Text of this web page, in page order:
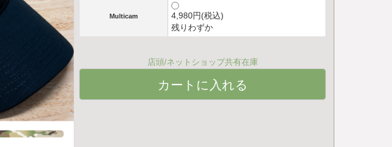
Multicam
4,980円(税込)
残りわずか
店頭/ネットショップ共有在庫